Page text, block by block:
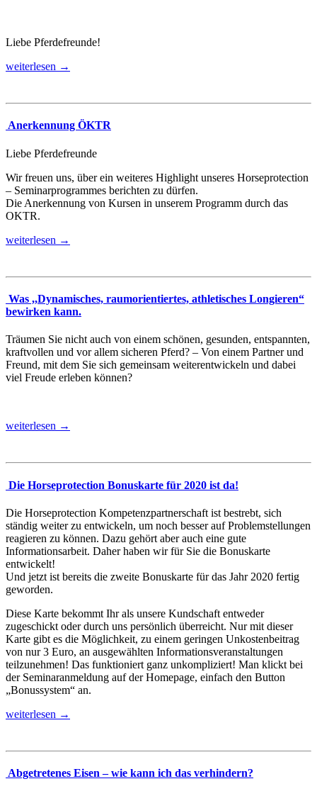
Liebe Pferdefreunde!
weiterlesen →
Anerkennung ÖKTR
Liebe Pferdefreunde
Wir freuen uns, über ein weiteres Highlight unseres Horseprotection
– Seminarprogrammes berichten zu dürfen.
Die Anerkennung von Kursen in unserem Programm durch das
OKTR.
weiterlesen →
Was ,,Dynamisches, raumorientiertes, athletisches Longieren“
bewirken kann.
Träumen Sie nicht auch von einem schönen, gesunden, entspannten,
kraftvollen und vor allem sicheren Pferd? – Von einem Partner und
Freund, mit dem Sie sich gemeinsam weiterentwickeln und dabei
viel Freude erleben können?
weiterlesen →
Die Horseprotection Bonuskarte für 2020 ist da!
Die Horseprotection Kompetenzpartnerschaft ist bestrebt, sich
ständig weiter zu entwickeln, um noch besser auf Problemstellungen
reagieren zu können. Dazu gehört aber auch eine gute
Informationsarbeit. Daher haben wir für Sie die Bonuskarte
entwickelt!
Und jetzt ist bereits die zweite Bonuskarte für das Jahr 2020 fertig
geworden.
Diese Karte bekommt Ihr als unsere Kundschaft entweder
zugeschickt oder durch uns persönlich überreicht. Nur mit dieser
Karte gibt es die Möglichkeit, zu einem geringen Unkostenbeitrag
von nur 3 Euro, an ausgewählten Informationsveranstaltungen
teilzunehmen! Das funktioniert ganz unkompliziert! Man klickt bei
der Seminaranmeldung auf der Homepage, einfach den Button
„Bonussystem“ an.
weiterlesen →
Abgetretenes Eisen – wie kann ich das verhindern?